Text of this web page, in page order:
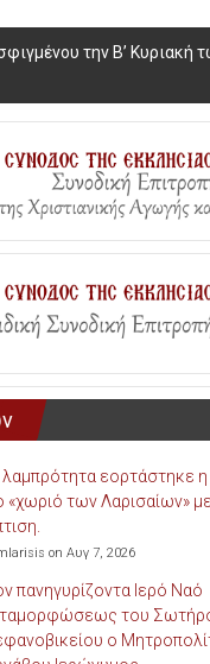
την Β’ Κυριακή
εορτάστηκε
«χωριό των Λαρισαίων»
on Αυγ 7, 2026
πανηγυρίζοντα Ιερό Ναό
του
ο